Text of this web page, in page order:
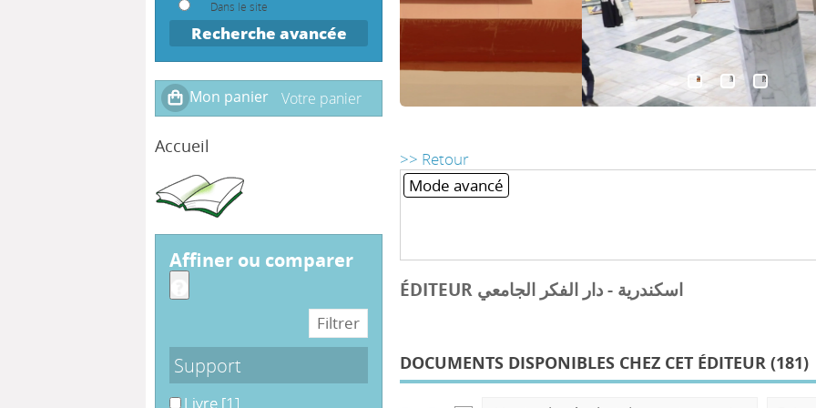
>> Retour
Mode avancé
ÉDITEUR اسكندرية - دار الفكر الجامعي
DOCUMENTS DISPONIBLES CHEZ CET ÉDITEUR (181)
Dans le site
Recherche avancée
Accueil
affiner ou comparer
Support
LivreLivre [1]